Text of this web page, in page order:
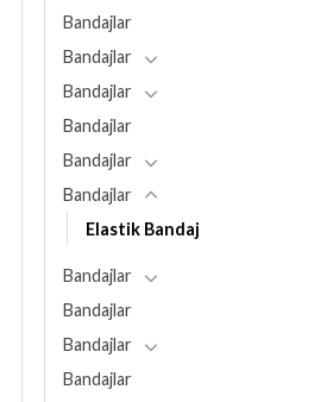
Bandajlar
Bandajlar
Bandajlar
Bandajlar
Bandajlar
Bandajlar
Elastik Bandaj
Bandajlar
Bandajlar
Bandajlar
Bandajlar